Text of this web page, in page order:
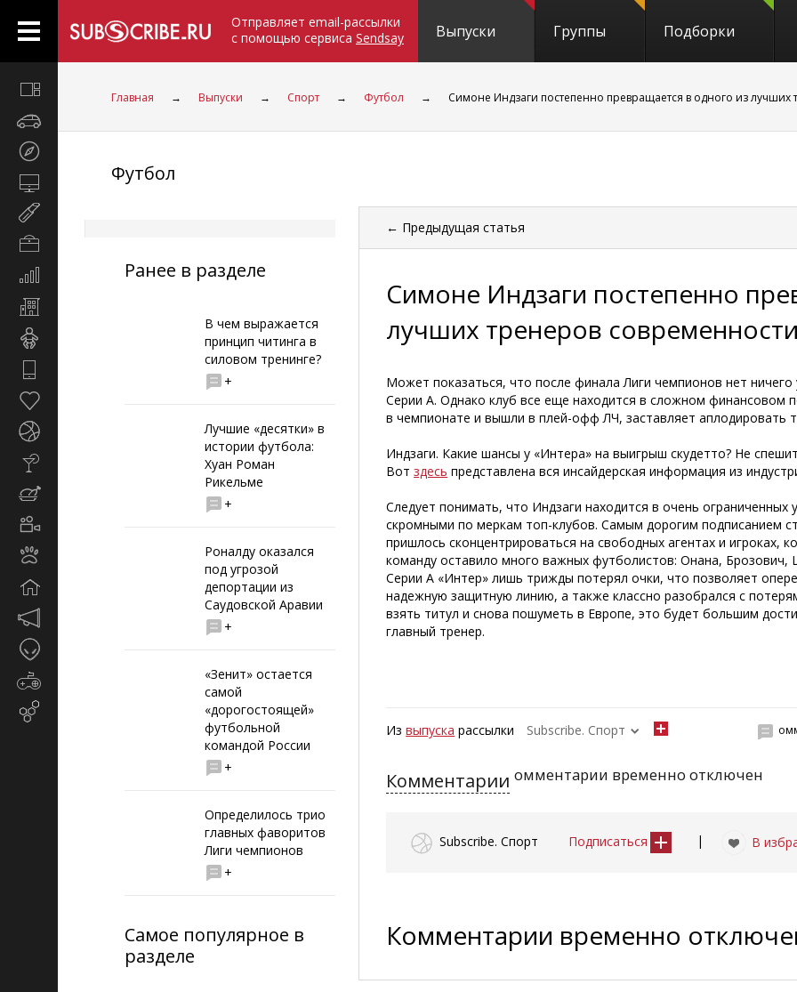
Отправляет email-рассылки
с помощью сервиса Sendsay Выпуски Группы Подборки
Компьютеры
Экономика
Главная → Выпуски → Спорт → Футбол → Симоне Индзаги постепенно превращается в одного из лучших
Футбол
Ранее в разделе
В чем выражается
принцип читинга в
силовом тренинге?
+
Лучшие «десятки» в
истории футбола:
Хуан Роман
Рикельме
+
Роналду оказался
под угрозой
депортации из
Саудовской Аравии
+
«Зенит» остается
самой
«дорогостоящей»
футбольной
командой России
+
Определилось трио
главных фаворитов
Лиги чемпионов
+
Самое популярное в
разделе
← Предыдущая статья
Симоне Индзаги постепенно
лучших тренеров современности
Может показаться, что после финала Лиги чемпионов нет
Серии А. Однако клуб все еще находится в сложном финансовом
в чемпионате и вышли в плей-офф ЛЧ, заставляет аплодировать
Индзаги. Какие шансы у «Интера» на выигрыш скудетто? Не
Вотздесь представлена вся инсайдерская информация из
Следует понимать, что Индзаги находится в очень
скромными по меркам топ-клубов. Самым дорогим подписанием
пришлось сконцентрироваться на свободных агентах и игроках,
команду оставило много важных футболистов: Онана, Брозович,
Серии А «Интер» лишь трижды потерял очки, что позволяет
надежную защитную линию, а также классно разобрался с
взять титул и снова пошуметь в Европе, это будет большим
главный тренер.
Извыпуска рассылки Subscribe. Спорт
Комментарии омментарии временно отключен
Subscribe. Спорт Подписаться | В
Комментарии временно